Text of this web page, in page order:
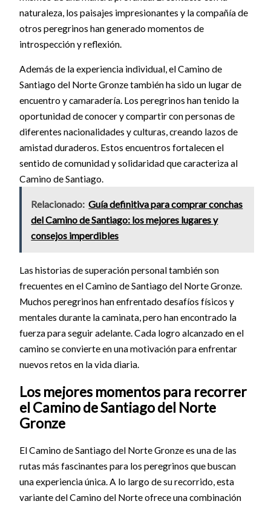
naturaleza, los paisajes impresionantes y la compañía de
otros peregrinos han generado momentos de
introspección y reflexión.
Además de la experiencia individual, el Camino de
Santiago del Norte Gronze también ha sido un lugar de
encuentro y camaradería. Los peregrinos han tenido la
oportunidad de conocer y compartir con personas de
diferentes nacionalidades y culturas, creando lazos de
amistad duraderos. Estos encuentros fortalecen el
sentido de comunidad y solidaridad que caracteriza al
Camino de Santiago.
Relacionado: Guía definitiva para comprar conchas
del Camino de Santiago: los mejores lugares y
consejos imperdibles
Las historias de superación personal también son
frecuentes en el Camino de Santiago del Norte Gronze.
Muchos peregrinos han enfrentado desafíos físicos y
mentales durante la caminata, pero han encontrado la
fuerza para seguir adelante. Cada logro alcanzado en el
camino se convierte en una motivación para enfrentar
nuevos retos en la vida diaria.
Los mejores momentos para recorrer
el Camino de Santiago del Norte
Gronze
El Camino de Santiago del Norte Gronze es una de las
rutas más fascinantes para los peregrinos que buscan
una experiencia única. A lo largo de su recorrido, esta
variante del Camino del Norte ofrece una combinación